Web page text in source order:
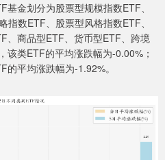
金划分为股票型规模指数ETF、
数ETF、股票型风格指数ETF、
、商品型ETF、货币型ETF、跨境
该类ETF的平均涨跌幅为-0.00%；
平均涨跌幅为-1.92%。